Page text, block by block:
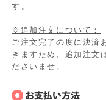
す。
※追加注文について：
ご注文完了の度に決済
きますため、追加注文
ださいませ。